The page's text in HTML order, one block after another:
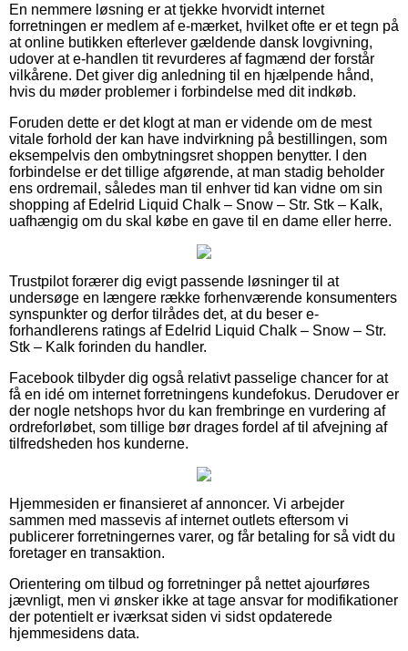
En nemmere løsning er at tjekke hvorvidt internet
forretningen er medlem af e-mærket, hvilket ofte er et tegn på
at online butikken efterlever gældende dansk lovgivning,
udover at e-handlen tit revurderes af fagmænd der forstår
vilkårene. Det giver dig anledning til en hjælpende hånd,
hvis du møder problemer i forbindelse med dit indkøb.
Foruden dette er det klogt at man er vidende om de mest
vitale forhold der kan have indvirkning på bestillingen, som
eksempelvis den ombytningsret shoppen benytter. I den
forbindelse er det tillige afgørende, at man stadig beholder
ens ordremail, således man til enhver tid kan vidne om sin
shopping af Edelrid Liquid Chalk – Snow – Str. Stk – Kalk,
uafhængig om du skal købe en gave til en dame eller herre.
Trustpilot forærer dig evigt passende løsninger til at
undersøge en længere række forhenværende konsumenters
synspunkter og derfor tilrådes det, at du beser e-
forhandlerens ratings af Edelrid Liquid Chalk – Snow – Str.
Stk – Kalk forinden du handler.
Facebook tilbyder dig også relativt passelige chancer for at
få en idé om internet forretningens kundefokus. Derudover er
der nogle netshops hvor du kan frembringe en vurdering af
ordreforløbet, som tillige bør drages fordel af til afvejning af
tilfredsheden hos kunderne.
Hjemmesiden er finansieret af annoncer. Vi arbejder
sammen med massevis af internet outlets eftersom vi
publicerer forretningernes varer, og får betaling for så vidt du
foretager en transaktion.
Orientering om tilbud og forretninger på nettet ajourføres
jævnligt, men vi ønsker ikke at tage ansvar for modifikationer
der potentielt er iværksat siden vi sidst opdaterede
hjemmesidens data.